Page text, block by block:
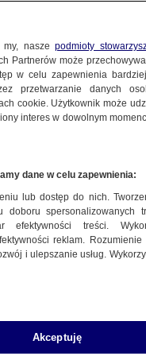
my, naszepodmioty
Partnerów może
w celu zapewnienia
przetwarzanie danych
cookie. Użytkownik może
interes w dowolnym
dane w celu zapewnienia:
lub dostęp do nich.
doboru spersonalizowanych
efektywności treści.
reklam.
i ulepszanie usług.
Akceptuję